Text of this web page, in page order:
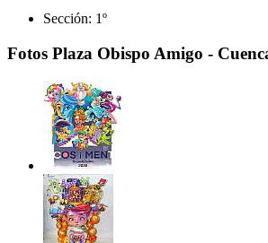
Sección: 1º
Fotos Plaza Obispo Amigo -